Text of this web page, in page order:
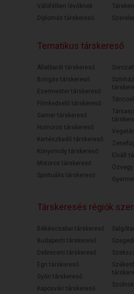
Válófélben lévőknek
Diplomás társkereső
Tematikus társkereső
Állatbarát társkereső
Bringás társkereső
Ezermester társkereső
Filmkedvelő társkereső
Gamer társkereső
Humoros társkereső
Kertészkedő társkereső
Könyvmoly társkereső
Motoros társkereső
Spirituális társkereső
Elvált
Társkeresés régiók
Békéscsabai társkereső
Budapesti társkereső
Debreceni társkereső
Egri társkereső
Győri társkereső
Kaposvári társkereső